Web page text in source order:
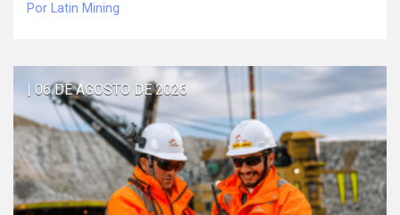
Por Latin Mining
| 06 DE AGOSTO DE 2026